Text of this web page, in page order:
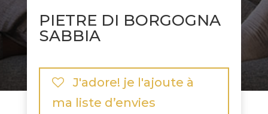
PIETRE DI BORGOGNA
SABBIA
J'adore! je l'ajoute à
ma liste d’envies